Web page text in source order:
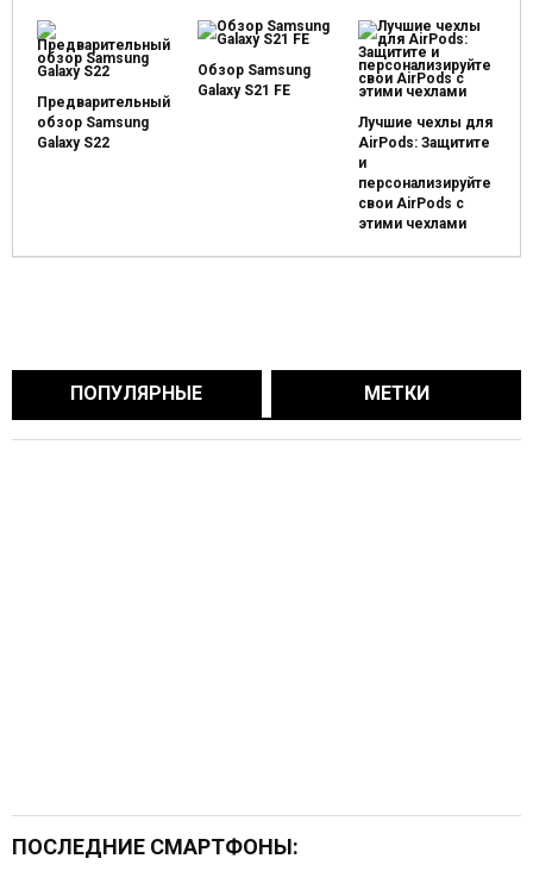
Предварительный
обзор Samsung
Galaxy S22
Обзор Samsung
Galaxy S21 FE
Лучшие чехлы для
AirPods: Защитите
и
персонализируйте
свои AirPods с
этими чехлами
ПОПУЛЯРНЫЕ МЕТКИ
ПОСЛЕДНИЕ СМАРТФОНЫ: